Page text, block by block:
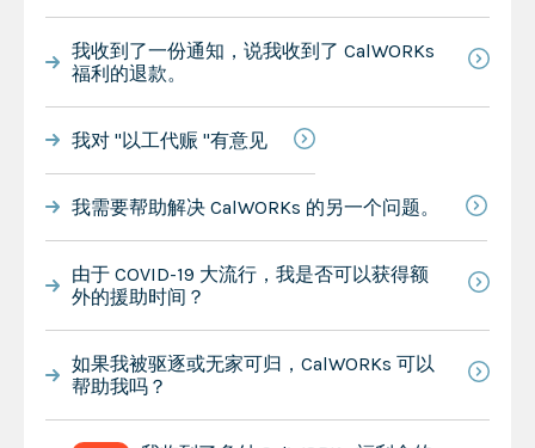
我收到了一份通知，说我收到了 CalWORKs
福利的退款。
我对 "以工代赈 "有意见
我需要帮助解决 CalWORKs 的另一个问题。
由于 COVID-19 大流行，我是否可以获得额
外的援助时间？
如果我被驱逐或无家可归，CalWORKs 可以
帮助我吗？